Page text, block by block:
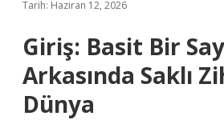
Tarih: Haziran 12, 2026
Giriş: Basit Bir
Arkasında Saklı
Dünya